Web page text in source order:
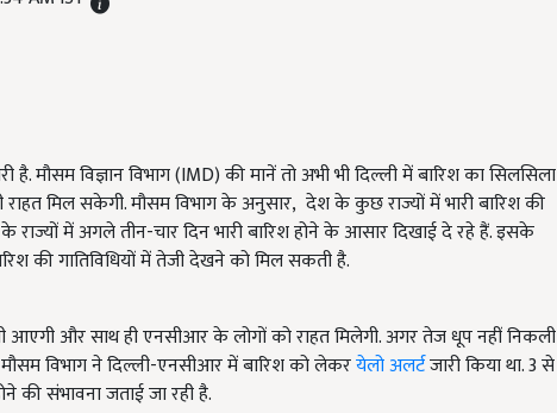
मौसम विज्ञान विभाग (IMD) की मानें तो अभी भी दिल्ली में बारिश का सिलसिला
राहत मिल सकेगी. मौसम विभाग के अनुसार, देश के कुछ राज्यों में भारी बारिश की
के राज्यों में अगले तीन-चार दिन भारी बारिश होने के आसार दिखाई दे रहे हैं. इसके
की गातिविधियों में तेजी देखने को मिल सकती है.
आएगी और साथ ही एनसीआर के लोगों को राहत मिलेगी. अगर तेज धूप नहीं निकली
विभाग ने दिल्ली-एनसीआर में बारिश को लेकरयेलो अलर्टजारी किया था. 3 से
की संभावना जताई जा रही है.